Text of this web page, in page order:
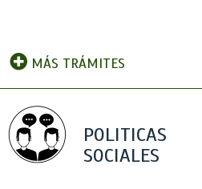
MÁS TRÁMITES
POLITICAS
SOCIALES